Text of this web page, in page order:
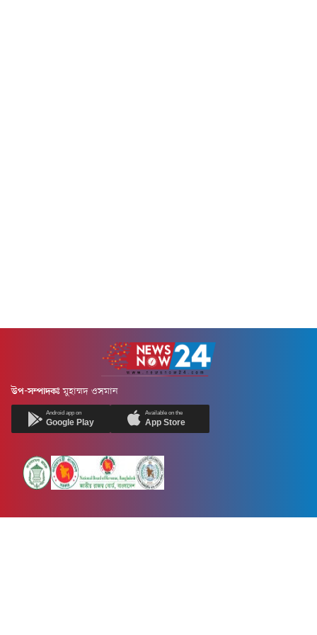
উপ-সম্পাদকঃ মুহাম্মদ ওসমান
Android app on
Google Play
Available on the
App Store